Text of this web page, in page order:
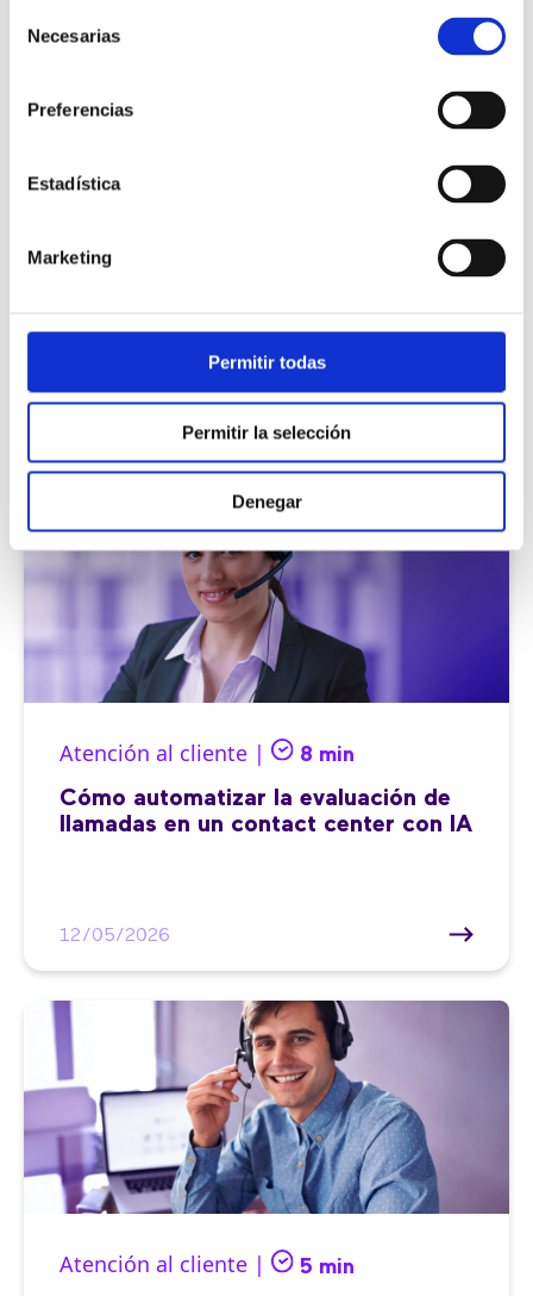
Necesarias
Preferencias
Estadística
Marketing
Permitir todas
Permitir la selección
Denegar
Atención al cliente | 8 min
Cómo automatizar la evaluación de
llamadas en un contact center con IA
12/05/2026
Atención al cliente | 5 min